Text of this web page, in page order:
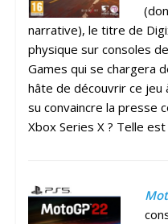
narrative), le titre de
physique sur consoles
Games qui se chargera
hâte de découvrir ce jeu
su convaincre la presse
Xbox Series X ? Telle